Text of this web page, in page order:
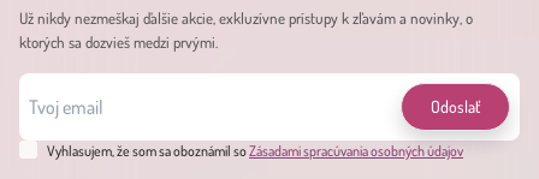
Už nikdy nezmeškaj ďalšie akcie, exkluzívne prístupy k zľavám a novinky, o
ktorých sa dozvieš medzi prvými.
Odoslať
Vyhlasujem, že som sa oboznámil soZásadami spracúvania osobných údajov